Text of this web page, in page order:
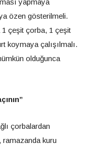
özen gösterilmeli.
çeşit çorba, 1 çeşit
koymaya çalışılmalı.
olduğunca
çorbalardan
ramazanda kuru